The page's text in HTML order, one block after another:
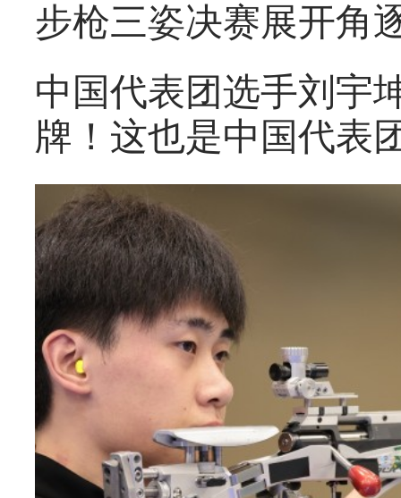
步枪三姿决赛展开角
中国代表团选手刘宇
牌！这也是中国代表